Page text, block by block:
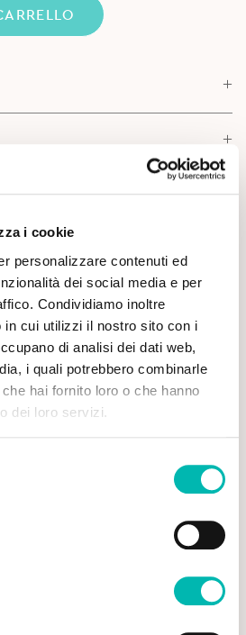
i cookie
personalizzare contenuti ed
dei social media e per
Condividiamo inoltre
in cui utilizzi il nostro sito con i
di analisi dei dati web,
i quali potrebbero combinarle
hai fornito loro o che hanno
dei loro servizi.
Interessarti